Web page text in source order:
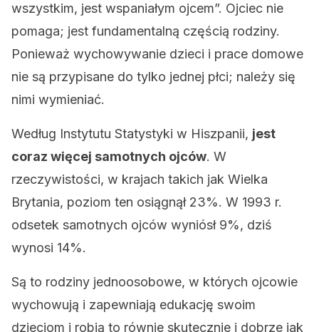
wszystkim, jest wspaniałym ojcem”. Ojciec nie
pomaga; jest fundamentalną częścią rodziny.
Ponieważ wychowywanie dzieci i prace domowe
nie są przypisane do tylko jednej płci; należy się
nimi wymieniać.
Według Instytutu Statystyki w Hiszpanii, jest
coraz więcej samotnych ojców. W
rzeczywistości, w krajach takich jak Wielka
Brytania, poziom ten osiągnął 23%. W 1993 r.
odsetek samotnych ojców wyniósł 9%, dziś
wynosi 14%.
Są to rodziny jednoosobowe, w których ojcowie
wychowują i zapewniają edukację swoim
dzieciom i robią to równie skutecznie i dobrze jak